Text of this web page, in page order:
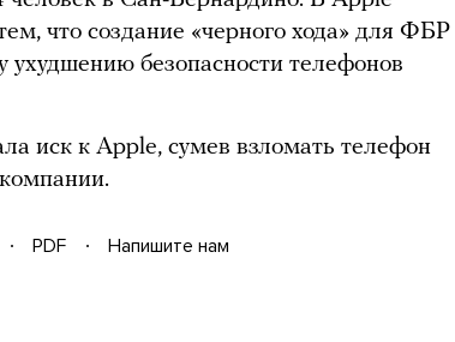
что создание «черного хода» для ФБР
ухудшению безопасности телефонов
иск к Apple, сумев взломать телефон
PDF
Напишите нам